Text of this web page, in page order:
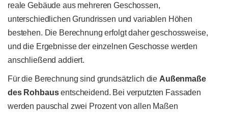
reale Gebäude aus mehreren Geschossen,
unterschiedlichen Grundrissen und variablen Höhen
bestehen. Die Berechnung erfolgt daher geschossweise,
und die Ergebnisse der einzelnen Geschosse werden
anschließend addiert.
Für die Berechnung sind grundsätzlich die Außenmaße
des Rohbausentscheidend. Bei verputzten Fassaden
werden pauschal zwei Prozent von allen Maßen